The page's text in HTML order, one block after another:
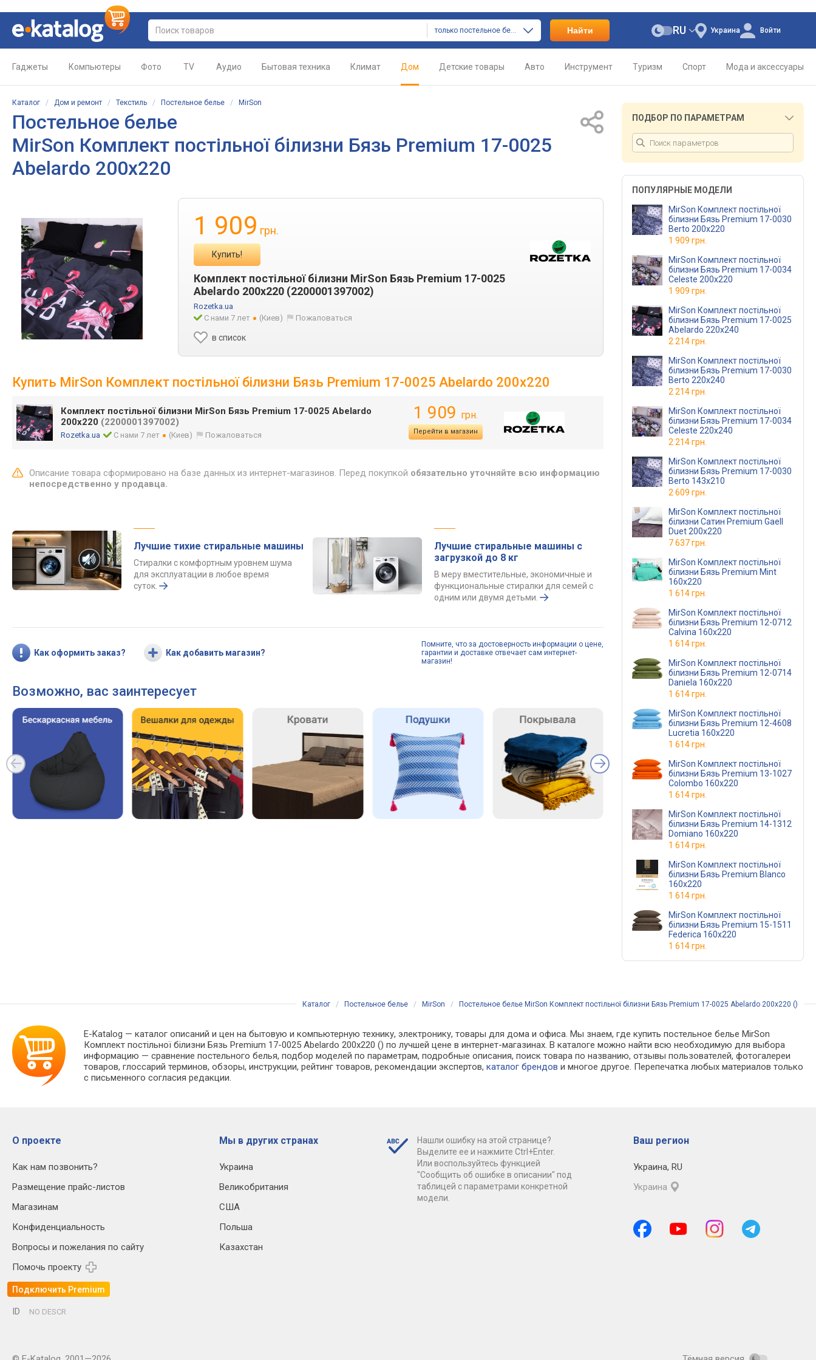
только постельное белье Найти Украина
RU Войти
Гаджеты Компьютеры Фото TV Аудио Бытовая техника Климат Дом Детские товары Авто Инструмент Туризм Спорт Мода и аксессуары
Каталог / Дом и ремонт / Текстиль / Постельное белье / MirSon
Постельное белье
MirSon Комплект постільної білизни Бязь Premium 17-0025
Abelardo 200x220
1 909 грн.
Купить!
Комплект постільної білизни MirSon Бязь Premium 17-0025
Abelardo 200x220 (2200001397002)
Rozetka.ua
С нами 7 лет
(Киев) Пожаловаться
в список
Купить MirSon Комплект постільної білизни Бязь Premium 17-0025 Abelardo 200x220
Комплект постільної білизни MirSon Бязь Premium 17-0025 Abelardo
200x220 (2200001397002)
Rozetka.ua С нами 7 лет (Киев) Пожаловаться
1 909 грн.
Перейти в магазин
Описание товара сформировано на базе данных из интернет-магазинов. Перед покупкой обязательно уточняйте всю информацию
непосредственно у продавца.
Лучшие тихие стиральные машины
Стиралки с комфортным уровнем шума
для эксплуатации в любое время
суток.
Лучшие стиральные машины с
загрузкой до 8 кг
В меру вместительные, экономичные и
функциональные стиралки для семей с
одним или двумя детьми.
Как оформить заказ? Как добавить магазин?
Помните, что за достоверность информации о цене,
гарантии и доставке отвечает сам интернет-
магазин!
Возможно, вас заинтересует
ПОДБОР ПО ПАРАМЕТРАМ
ПОПУЛЯРНЫЕ МОДЕЛИ
MirSon Комплект постільної
білизни Бязь Premium 17-0030
Berto 200x220
1 909 грн.
MirSon Комплект постільної
білизни Бязь Premium 17-0034
Celeste 200x220
1 909 грн.
MirSon Комплект постільної
білизни Бязь Premium 17-0025
Abelardo 220x240
2 214 грн.
MirSon Комплект постільної
білизни Бязь Premium 17-0030
Berto 220x240
2 214 грн.
MirSon Комплект постільної
білизни Бязь Premium 17-0034
Celeste 220x240
2 214 грн.
MirSon Комплект постільної
білизни Бязь Premium 17-0030
Berto 143x210
2 609 грн.
MirSon Комплект постільної
білизни Сатин Premium Gaell
Duet 200х220
7 637 грн.
MirSon Комплект постільної
білизни Бязь Premium Mint
160х220
1 614 грн.
MirSon Комплект постільної
білизни Бязь Premium 12-0712
Calvina 160х220
1 614 грн.
MirSon Комплект постільної
білизни Бязь Premium 12-0714
Daniela 160х220
1 614 грн.
MirSon Комплект постільної
білизни Бязь Premium 12-4608
Lucretia 160х220
1 614 грн.
MirSon Комплект постільної
білизни Бязь Premium 13-1027
Colombo 160х220
1 614 грн.
MirSon Комплект постільної
білизни Бязь Premium 14-1312
Domiano 160х220
1 614 грн.
MirSon Комплект постільної
білизни Бязь Premium Blanco
160х220
1 614 грн.
MirSon Комплект постільної
білизни Бязь Premium 15-1511
Federica 160х220
1 614 грн.
Каталог / Постельное белье / MirSon / Постельное белье MirSon Комплект постільної білизни Бязь Premium 17-0025 Abelardo 200x220 ()
E-Katalog — каталог описаний и цен на бытовую и компьютерную технику, электронику, товары для дома и офиса. Мы знаем, где купить постельное белье MirSon
Комплект постільної білизни Бязь Premium 17-0025 Abelardo 200x220 () по лучшей цене в интернет-магазинах. В каталоге можно найти всю необходимую для выбора
информацию — сравнение постельного белья, подбор моделей по параметрам, подробные описания, поиск товара по названию, отзывы пользователей, фотогалереи
товаров, глоссарий терминов, обзоры, инструкции, рейтинг товаров, рекомендации экспертов,каталог брендов и многое другое. Перепечатка любых материалов только
с письменного согласия редакции.
О проекте
Как нам позвонить?
Размещение прайс-листов
Магазинам
Конфиденциальность
Вопросы и пожелания по сайту
Помочь проекту
Подключить Premium
Мы в других странах
Украина
Великобритания
США
Польша
Казахстан
Нашли ошибку на этой странице?
Выделите ее и нажмите Ctrl+Enter.
Или воспользуйтесь функцией
"Сообщить об ошибке в описании" под
таблицей с параметрами конкретной
модели.
Ваш регион
Украина, RU
Украина
ID NO DESCR